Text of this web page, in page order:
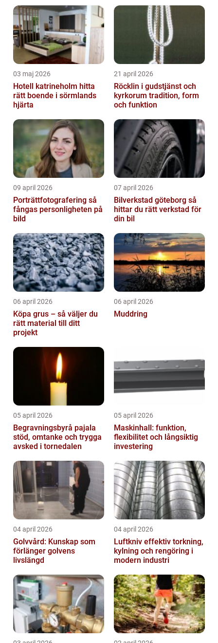
03 maj 2026
Hotell katrineholm hitta
rätt boende i sörmlands
hjärta
21 april 2026
Röcklin i gudstjänst och
kyrkorum tradition, form
och funktion
09 april 2026
Porträttfotografering så
fångas personligheten på
bild
07 april 2026
Bilverkstad göteborg så
hittar du rätt verkstad för
din bil
06 april 2026
Köpa grus – så väljer du
rätt material till ditt
projekt
06 april 2026
Muddring
05 april 2026
Begravningsbyrå pajala
stöd, omtanke och trygga
avsked i tornedalen
05 april 2026
Maskinhall: funktion,
flexibilitet och långsiktig
investering
04 april 2026
Golvvård: Kunskap som
förlänger golvens
livslängd
04 april 2026
Luftkniv effektiv torkning,
kylning och rengöring i
modern industri